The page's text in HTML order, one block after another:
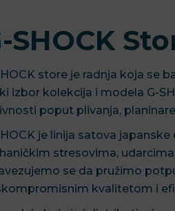
SHOCK
store je radnja koja se
izbor kolekcija i modela G-
poput plivanja,
je linija satova
stresovima,
se da pružimo
kvalitetom i